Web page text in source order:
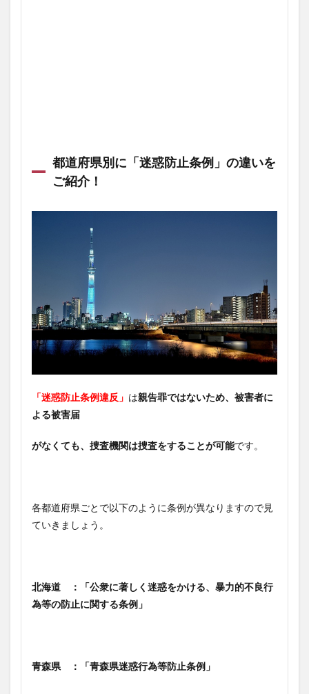
都道府県別に「迷惑防止条例」の違いを
ご紹介！
「迷惑防止条例違反」 は親告罪ではないため、被害者に
よる被害届
がなくても、捜査機関は捜査をすることが可能です。
各都道府県ごとで以下のように条例が異なりますので見
ていきましょう。
北海道 ：「公衆に著しく迷惑をかける、暴力的不良行
為等の防止に関する条例」
青森県 ：「青森県迷惑行為等防止条例」